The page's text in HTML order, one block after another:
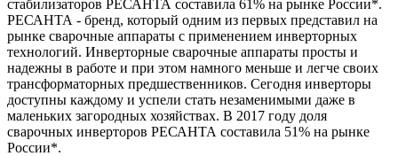
стабилизаторов РЕСАНТА составила 61% на рынке России*.
РЕСАНТА - бренд, который одним из первых представил на
рынке сварочные аппараты с применением инверторных
технологий. Инверторные сварочные аппараты просты и
надежны в работе и при этом намного меньше и легче своих
трансформаторных предшественников. Сегодня инверторы
доступны каждому и успели стать незаменимыми даже в
маленьких загородных хозяйствах. В 2017 году доля
сварочных инверторов РЕСАНТА составила 51% на рынке
России*.